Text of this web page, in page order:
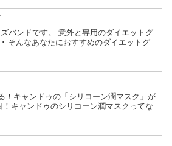
バンドです。 意外と専用のダイエットグ
そんなあなたにおすすめのダイエットグ
！キャンドゥの「シリコーン潤マスク」が
キャンドゥのシリコーン潤マスクってな